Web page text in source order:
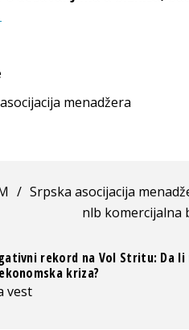
menadžera
/ Srpska asocijacija
nlb komercijalna
rekord na Vol Stritu: Da li
kriza?
vest